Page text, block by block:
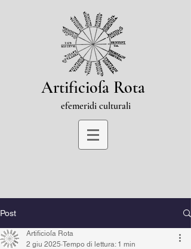
Artificioſa Rota
efemeridi culturali
Post
Artificioſa Rota
2 giu 2025 Tempo di lettura: 1 min